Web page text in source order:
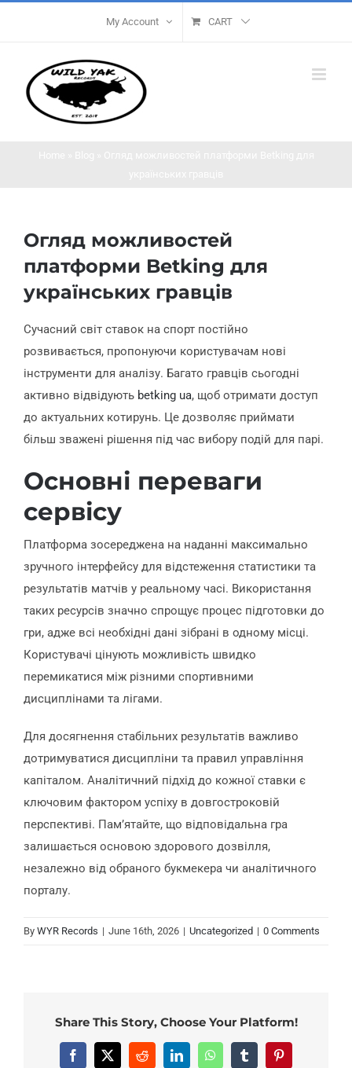
My Account CART
Огляд можливостей
платформи Betking для
українських гравців
Сучасний світ ставок на спорт постійно
розвивається, пропонуючи користувачам нові
інструменти для аналізу. Багато гравців сьогодні
активно відвідують betking ua, щоб отримати доступ
до актуальних котирунь. Це дозволяє приймати
більш зважені рішення під час вибору подій для парі.
Основні переваги
сервісу
Платформа зосереджена на наданні максимально
зручного інтерфейсу для відстеження статистики та
результатів матчів у реальному часі. Використання
таких ресурсів значно спрощує процес підготовки до
гри, адже всі необхідні дані зібрані в одному місці.
Користувачі цінують можливість швидко
перемикатися між різними спортивними
дисциплінами та лігами.
Для досягнення стабільних результатів важливо
дотримуватися дисципліни та правил управління
капіталом. Аналітичний підхід до кожної ставки є
ключовим фактором успіху в довгостроковій
перспективі. Пам’ятайте, що відповідальна гра
залишається основою здорового дозвілля,
незалежно від обраного букмекера чи аналітичного
порталу.
By WYR Records | June 16th, 2026 | Uncategorized | 0 Comments
Share This Story, Choose Your Platform!
Facebook
X RedditLinkedInWhatsAppTumblrPinterest